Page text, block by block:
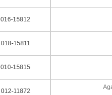
016-15812
018-15811
010-15815
012-11872